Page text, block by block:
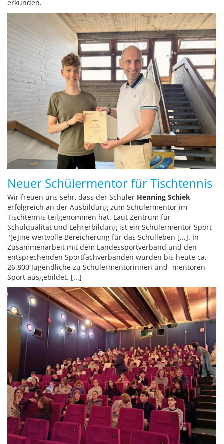
erkunden.
Neuer Schülermentor für Tischtennis
Wir freuen uns sehr, dass der Schüler Henning Schiek
erfolgreich an der Ausbildung zum Schülermentor im
Tischtennis teilgenommen hat. Laut Zentrum für
Schulqualität und Lehrerbildung ist ein Schülermentor Sport
"[e]ine wertvolle Bereicherung für das Schulleben [...]. In
Zusammenarbeit mit dem Landessportverband und den
entsprechenden Sportfachverbänden wurden bis heute ca.
26.800 Jugendliche zu Schülermentorinnen und -mentoren
Sport ausgebildet. [...]